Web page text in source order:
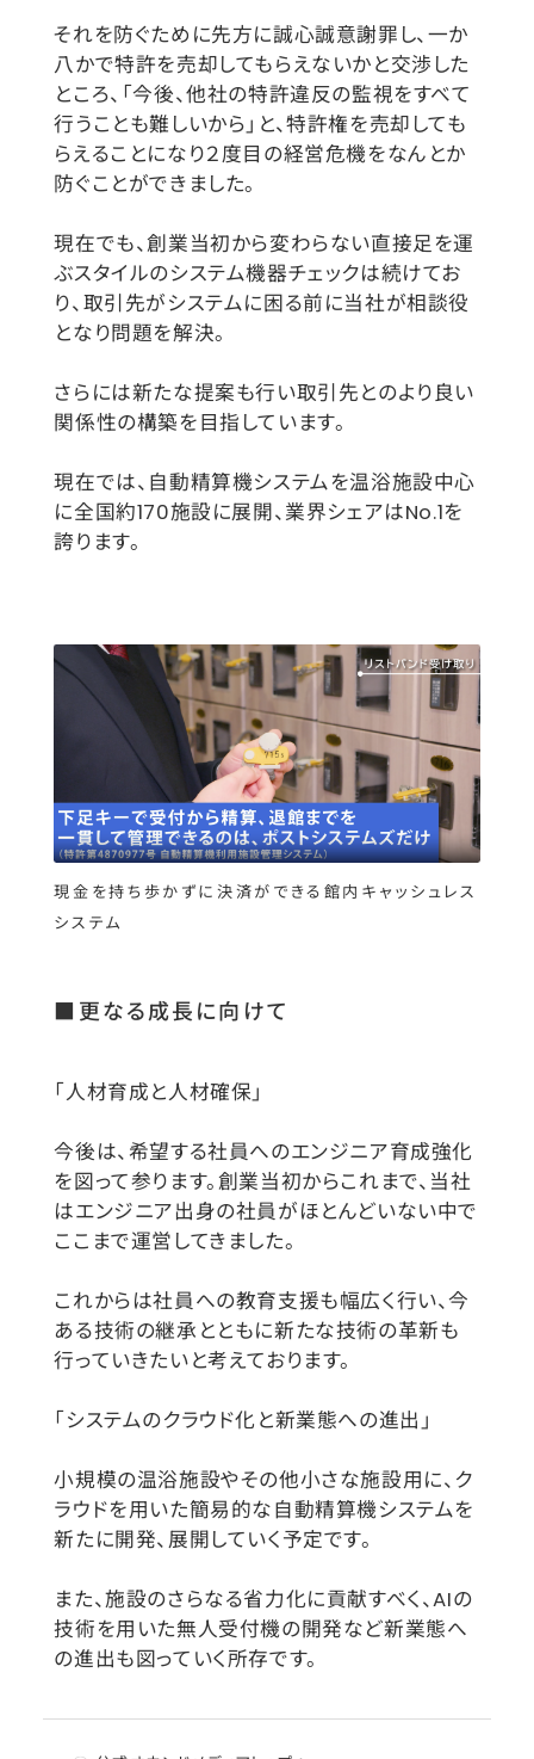
それを防ぐために先方に誠心誠意謝罪し、一か
八かで特許を売却してもらえないかと交渉した
ところ、「今後、他社の特許違反の監視をすべて
行うことも難しいから」と、特許権を売却しても
らえることになり２度目の経営危機をなんとか
防ぐことができました。
現在でも、創業当初から変わらない直接足を運
ぶスタイルのシステム機器チェックは続けてお
り、取引先がシステムに困る前に当社が相談役
となり問題を解決。
さらには新たな提案も行い取引先とのより良い
関係性の構築を目指しています。
現在では、自動精算機システムを温浴施設中心
に全国約170施設に展開、業界シェアはNo.1を
誇ります。
現金を持ち歩かずに決済ができる館内キャッシュレス
システム
■更なる成長に向けて
「人材育成と人材確保」
今後は、希望する社員へのエンジニア育成強化
を図って参ります。創業当初からこれまで、当社
はエンジニア出身の社員がほとんどいない中で
ここまで運営してきました。
これからは社員への教育支援も幅広く行い、今
ある技術の継承とともに新たな技術の革新も
行っていきたいと考えております。
「システムのクラウド化と新業態への進出」
小規模の温浴施設やその他小さな施設用に、ク
ラウドを用いた簡易的な自動精算機システムを
新たに開発、展開していく予定です。
また、施設のさらなる省力化に貢献すべく、AIの
技術を用いた無人受付機の開発など新業態へ
の進出も図っていく所存です。